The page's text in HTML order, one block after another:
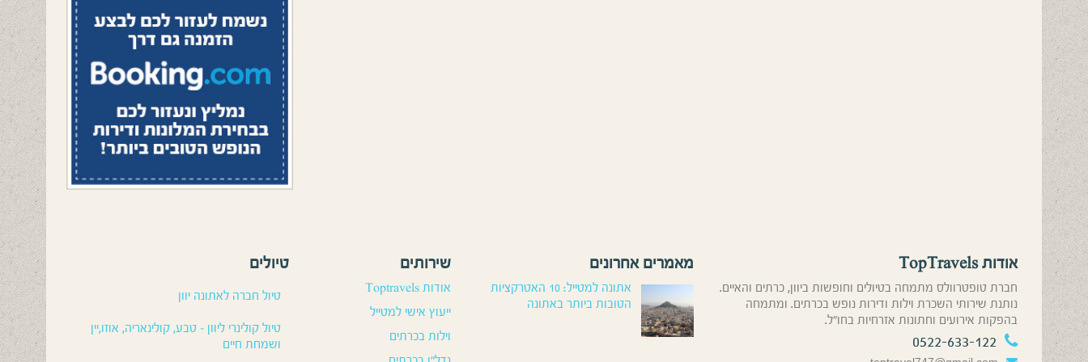
טיולים
טיול חברה לאתונה יוון
טיול קולינרי ליוון – טבע, קולינאריה, אוזו,יין
ושמחת חיים
שירותים
אודות Toptravels
ייעוץ אישי למטייל
וילות בכרתים
מאמרים אחרונים
אתונה למטייל: 10 האטרקציות
הטובות ביותר באתונה
אודות TopTravels
חברת טופטרוולס מתמחה בטיולים וחופשות ביוון, כרתים והאיים.
נותנת שירותי השכרת וילות ודירות נופש בכרתים. ומתמחה
בהפקות אירועים וחתונות אזרחיות בחו”ל.
0522-633-122